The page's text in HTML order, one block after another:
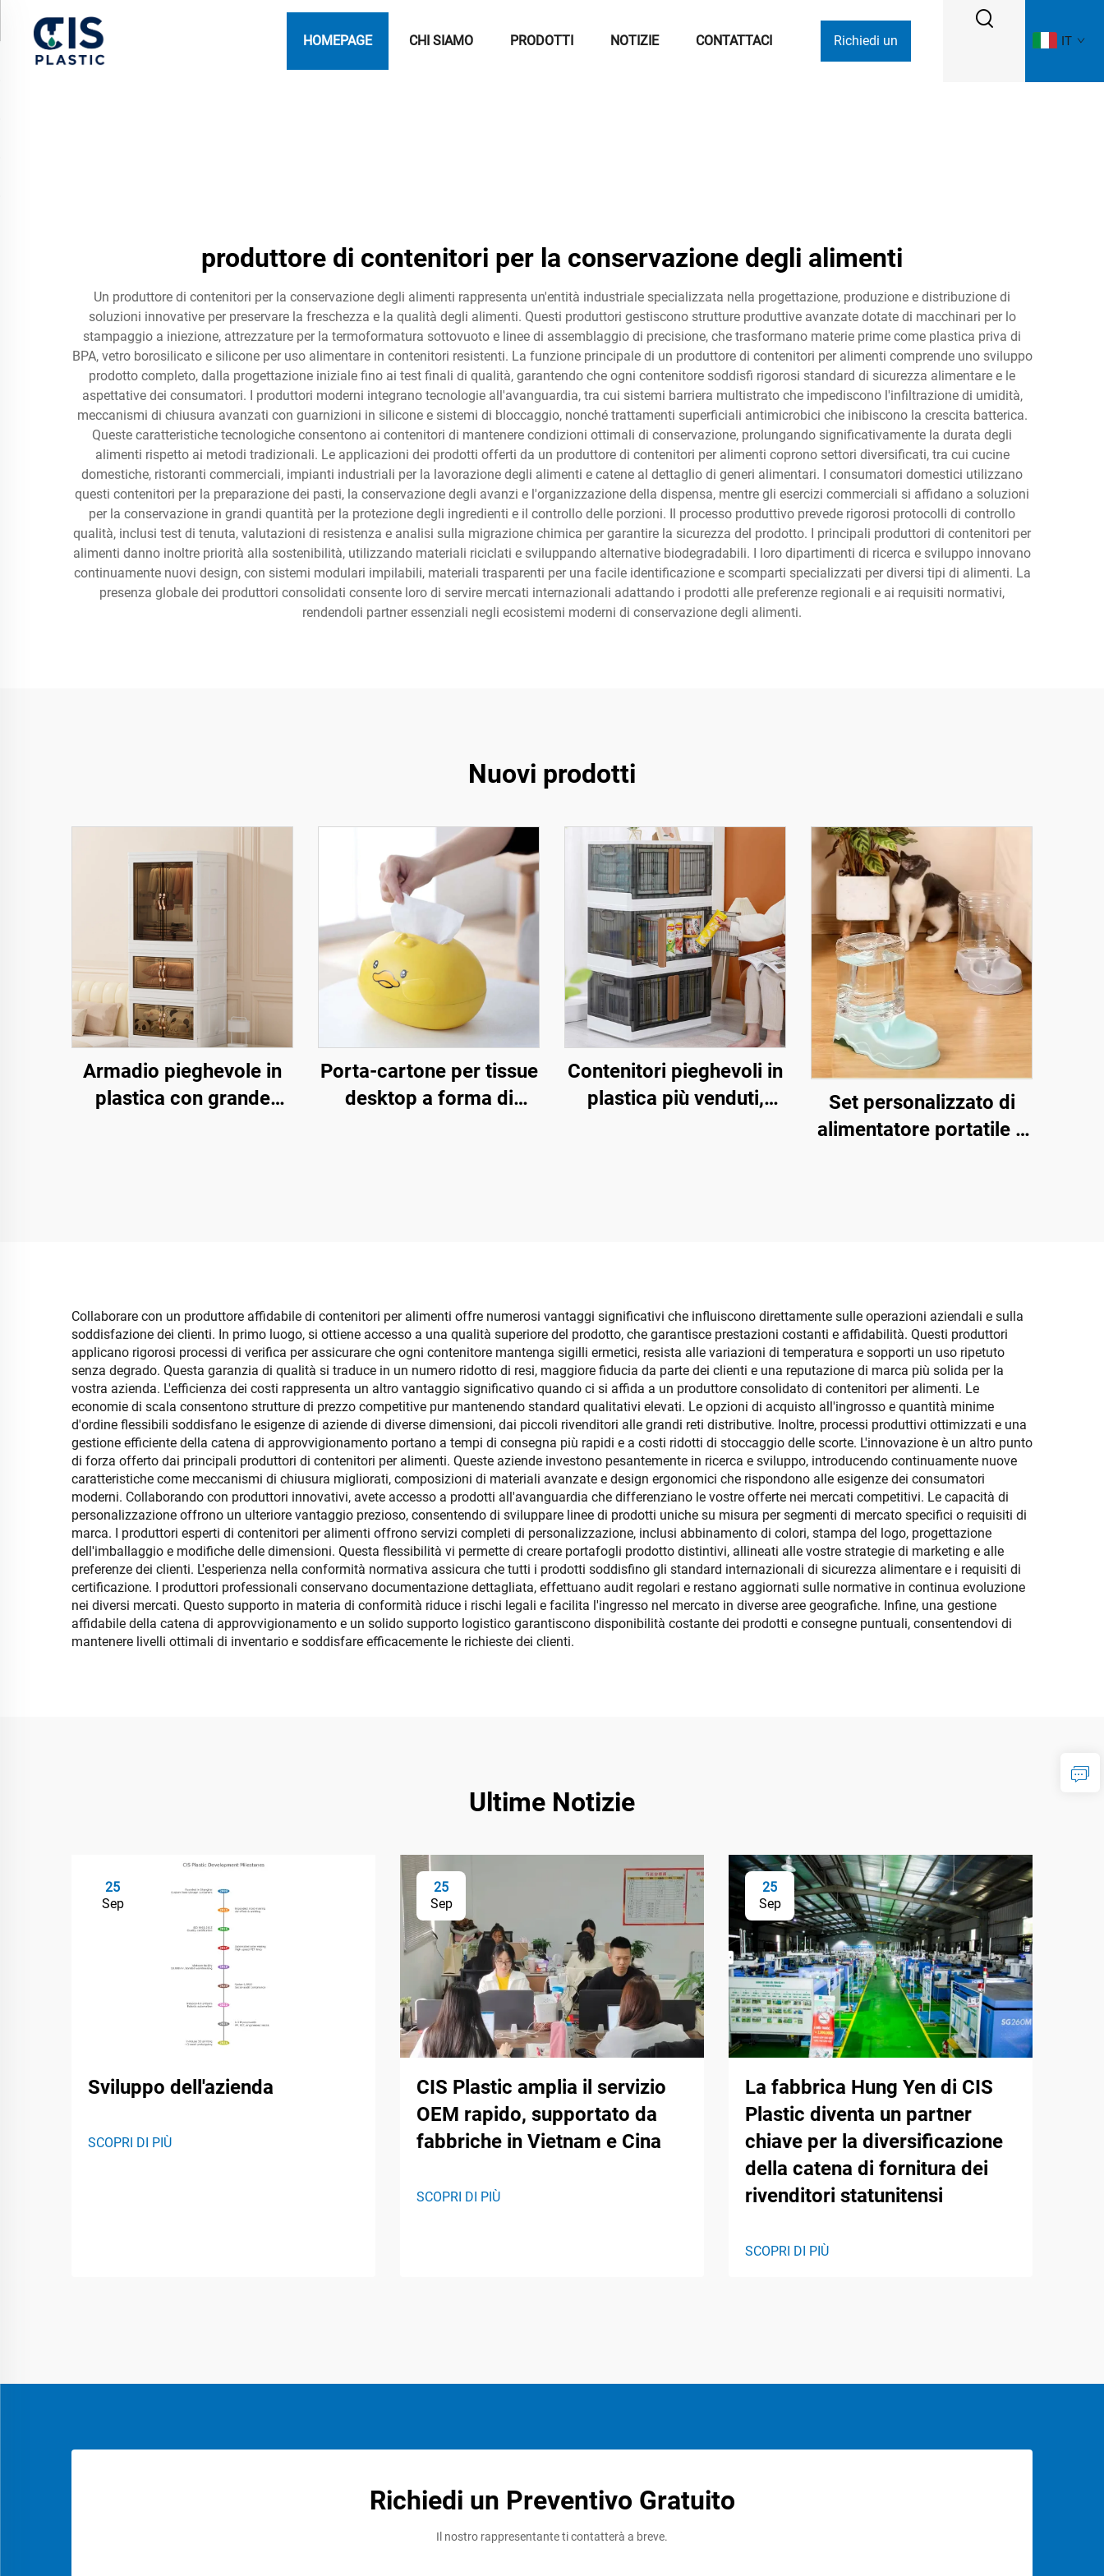
HOMEPAGE CHI SIAMO PRODOTTI NOTIZIE CONTATTACI Richiedi un IT
produttore di contenitori per la conservazione degli alimenti
Un produttore di contenitori per la conservazione degli alimenti rappresenta un'entità industriale specializzata nella progettazione, produzione e distribuzione di
soluzioni innovative per preservare la freschezza e la qualità degli alimenti. Questi produttori gestiscono strutture produttive avanzate dotate di macchinari per lo
stampaggio a iniezione, attrezzature per la termoformatura sottovuoto e linee di assemblaggio di precisione, che trasformano materie prime come plastica priva di
BPA, vetro borosilicato e silicone per uso alimentare in contenitori resistenti. La funzione principale di un produttore di contenitori per alimenti comprende uno sviluppo
prodotto completo, dalla progettazione iniziale fino ai test finali di qualità, garantendo che ogni contenitore soddisfi rigorosi standard di sicurezza alimentare e le
aspettative dei consumatori. I produttori moderni integrano tecnologie all'avanguardia, tra cui sistemi barriera multistrato che impediscono l'infiltrazione di umidità,
meccanismi di chiusura avanzati con guarnizioni in silicone e sistemi di bloccaggio, nonché trattamenti superficiali antimicrobici che inibiscono la crescita batterica.
Queste caratteristiche tecnologiche consentono ai contenitori di mantenere condizioni ottimali di conservazione, prolungando significativamente la durata degli
alimenti rispetto ai metodi tradizionali. Le applicazioni dei prodotti offerti da un produttore di contenitori per alimenti coprono settori diversificati, tra cui cucine
domestiche, ristoranti commerciali, impianti industriali per la lavorazione degli alimenti e catene al dettaglio di generi alimentari. I consumatori domestici utilizzano
questi contenitori per la preparazione dei pasti, la conservazione degli avanzi e l'organizzazione della dispensa, mentre gli esercizi commerciali si affidano a soluzioni
per la conservazione in grandi quantità per la protezione degli ingredienti e il controllo delle porzioni. Il processo produttivo prevede rigorosi protocolli di controllo
qualità, inclusi test di tenuta, valutazioni di resistenza e analisi sulla migrazione chimica per garantire la sicurezza del prodotto. I principali produttori di contenitori per
alimenti danno inoltre priorità alla sostenibilità, utilizzando materiali riciclati e sviluppando alternative biodegradabili. I loro dipartimenti di ricerca e sviluppo innovano
continuamente nuovi design, con sistemi modulari impilabili, materiali trasparenti per una facile identificazione e scomparti specializzati per diversi tipi di alimenti. La
presenza globale dei produttori consolidati consente loro di servire mercati internazionali adattando i prodotti alle preferenze regionali e ai requisiti normativi,
rendendoli partner essenziali negli ecosistemi moderni di conservazione degli alimenti.
Nuovi prodotti
Armadio pieghevole in
plastica con grande
Porta-cartone per tissue
desktop a forma di
Contenitori pieghevoli in
plastica più venduti,
Set personalizzato di
alimentatore portatile e
Collaborare con un produttore affidabile di contenitori per alimenti offre numerosi vantaggi significativi che influiscono direttamente sulle operazioni aziendali e sulla
soddisfazione dei clienti. In primo luogo, si ottiene accesso a una qualità superiore del prodotto, che garantisce prestazioni costanti e affidabilità. Questi produttori
applicano rigorosi processi di verifica per assicurare che ogni contenitore mantenga sigilli ermetici, resista alle variazioni di temperatura e sopporti un uso ripetuto
senza degrado. Questa garanzia di qualità si traduce in un numero ridotto di resi, maggiore fiducia da parte dei clienti e una reputazione di marca più solida per la
vostra azienda. L'efficienza dei costi rappresenta un altro vantaggio significativo quando ci si affida a un produttore consolidato di contenitori per alimenti. Le
economie di scala consentono strutture di prezzo competitive pur mantenendo standard qualitativi elevati. Le opzioni di acquisto all'ingrosso e quantità minime
d'ordine flessibili soddisfano le esigenze di aziende di diverse dimensioni, dai piccoli rivenditori alle grandi reti distributive. Inoltre, processi produttivi ottimizzati e una
gestione efficiente della catena di approvvigionamento portano a tempi di consegna più rapidi e a costi ridotti di stoccaggio delle scorte. L'innovazione è un altro punto
di forza offerto dai principali produttori di contenitori per alimenti. Queste aziende investono pesantemente in ricerca e sviluppo, introducendo continuamente nuove
caratteristiche come meccanismi di chiusura migliorati, composizioni di materiali avanzate e design ergonomici che rispondono alle esigenze dei consumatori
moderni. Collaborando con produttori innovativi, avete accesso a prodotti all'avanguardia che differenziano le vostre offerte nei mercati competitivi. Le capacità di
personalizzazione offrono un ulteriore vantaggio prezioso, consentendo di sviluppare linee di prodotti uniche su misura per segmenti di mercato specifici o requisiti di
marca. I produttori esperti di contenitori per alimenti offrono servizi completi di personalizzazione, inclusi abbinamento di colori, stampa del logo, progettazione
dell'imballaggio e modifiche delle dimensioni. Questa flessibilità vi permette di creare portafogli prodotto distintivi, allineati alle vostre strategie di marketing e alle
preferenze dei clienti. L'esperienza nella conformità normativa assicura che tutti i prodotti soddisfino gli standard internazionali di sicurezza alimentare e i requisiti di
certificazione. I produttori professionali conservano documentazione dettagliata, effettuano audit regolari e restano aggiornati sulle normative in continua evoluzione
nei diversi mercati. Questo supporto in materia di conformità riduce i rischi legali e facilita l'ingresso nel mercato in diverse aree geografiche. Infine, una gestione
affidabile della catena di approvvigionamento e un solido supporto logistico garantiscono disponibilità costante dei prodotti e consegne puntuali, consentendovi di
mantenere livelli ottimali di inventario e soddisfare efficacemente le richieste dei clienti.
Ultime Notizie
25
Sep
Sviluppo dell'azienda
SCOPRI DI PIÙ
25
Sep
CIS Plastic amplia il servizio
OEM rapido, supportato da
fabbriche in Vietnam e Cina
SCOPRI DI PIÙ
25
Sep
La fabbrica Hung Yen di CIS
Plastic diventa un partner
chiave per la diversificazione
della catena di fornitura dei
rivenditori statunitensi
SCOPRI DI PIÙ
Richiedi un Preventivo Gratuito
Il nostro rappresentante ti contatterà a breve.